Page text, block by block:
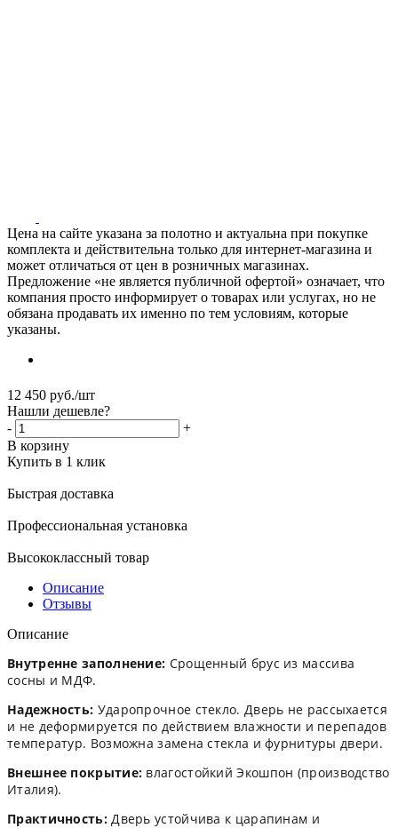
Цена на сайте указана за полотно и актуальна при покупке
комплекта и действительна только для интернет-магазина и
может отличаться от цен в розничных магазинах.
Предложение «не является публичной офертой» означает, что
компания просто информирует о товарах или услугах, но не
обязана продавать их именно по тем условиям, которые
указаны.
12 450 руб./шт
Нашли дешевле?
-
+
В корзину
Купить в 1 клик
Быстрая доставка
Профессиональная установка
Высококлассный товар
Описание
Отзывы
Описание
Внутренне заполнение: Срощенный брус из массива
сосны и МДФ.
Надежность: Ударопрочное стекло. Дверь не рассыхается
и не деформируется по действием влажности и перепадов
температур. Возможна замена стекла и фурнитуры двери.
Внешнее покрытие: влагостойкий Экошпон (производство
Италия).
Практичность:Дверь устойчива к царапинам и